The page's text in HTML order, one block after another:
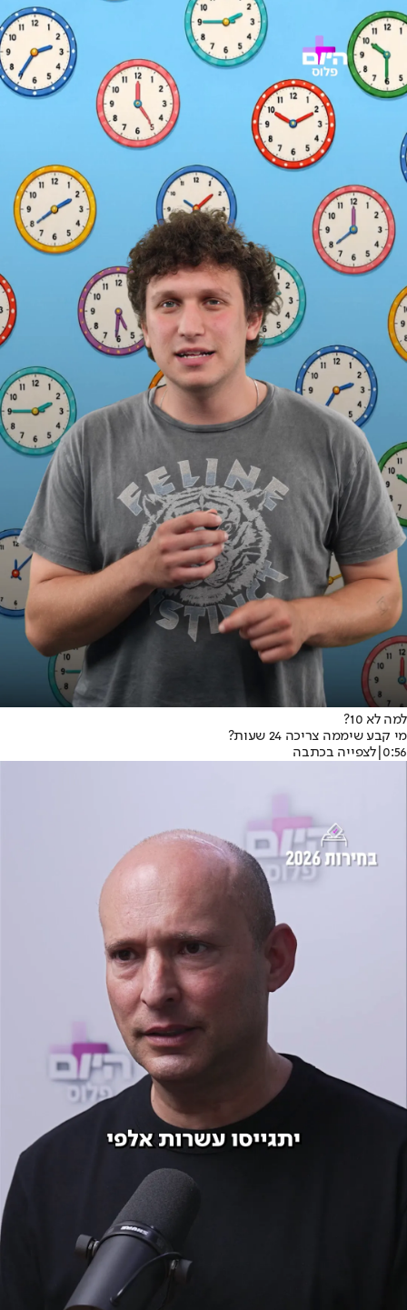
למה לא 10?
מי קבע שיממה צריכה 24 שעות?
0:56
|לצפייה בכתבה